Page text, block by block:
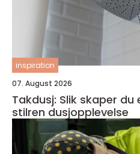
inspiration
07. August 2026
Takdusj: Slik skaper
stilren dusjopplevelse